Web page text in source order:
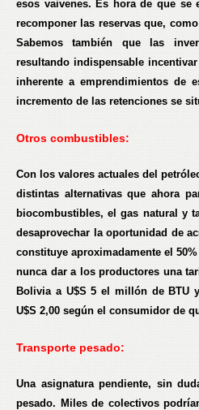
esos vaivenes. Es hora de que se
recomponer las reservas que,
Sabemos también que las
resultando indispensable
inherente a emprendimientos de
incremento de las retenciones se
Otros combustibles:
Con los valores actuales del
distintas alternativas que ahora
biocombustibles, el gas natural y
desaprovechar la oportunidad de
constituye aproximadamente el
nunca dar a los productores una
Bolivia a U$S 5 el millón de BTU
U$S 2,00 según el consumidor de
Transporte pesado:
Una asignatura pendiente, sin
pesado. Miles de colectivos